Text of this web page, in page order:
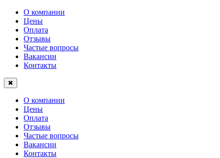
О компании
Цены
Оплата
Отзывы
Частые вопросы
Вакансии
Контакты
✖
О компании
Цены
Оплата
Отзывы
Частые вопросы
Вакансии
Контакты